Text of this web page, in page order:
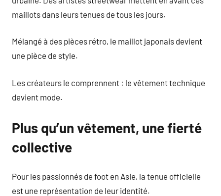
maillots dans leurs tenues de tous les jours.
Mélangé à des pièces rétro, le maillot japonais devient
une pièce de style.
Les créateurs le comprennent : le vêtement technique
devient mode.
Plus qu’un vêtement, une fierté
collective
Pour les passionnés de foot en Asie, la tenue officielle
est une représentation de leur identité.